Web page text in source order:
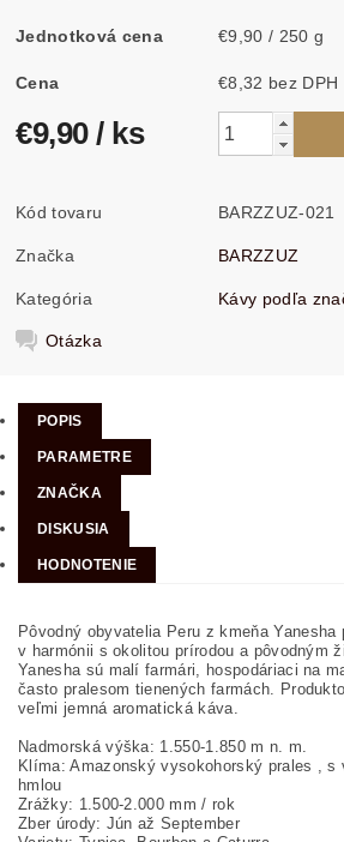
Jednotková cena €9,90 / 250 g
Cena €8,32 bez DPH
€9,90/ ks
Kód tovaru BARZZUZ-021
Značka BARZZUZ
Kategória Kávy podľa
Otázka
POPIS
PARAMETRE
ZNAČKA
DISKUSIA
HODNOTENIE
Pôvodný obyvatelia Peru z kmeňa
v harmónii s okolitou prírodou a pôvodným
Yanesha sú malí farmári, hospodáriaci na
často pralesom tienených farmách.
veľmi jemná aromatická káva.
Nadmorská výška: 1.550-1.850 m n. m.
Klíma: Amazonský vysokohorský prales ,
hmlou
Zrážky: 1.500-2.000 mm / rok
Zber úrody: Jún až September